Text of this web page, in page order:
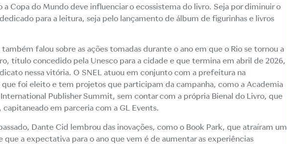
a Copa do Mundo deve influenciar o ecossistema do livro. Seja por diminuir o
para a leitura, seja pelo lançamento de álbum de figurinhas e livros
falou sobre as ações tomadas durante o ano em que o Rio se tornou a
título concedido pela Unesco para a cidade e que termina em abril de 2026,
nessa vitória. O SNEL atuou em conjunto com a prefeitura na
foi eleito e tem projetos que participam da campanha, como a Academia
Publisher Summit, sem contar com a própria Bienal do Livro, que
em parceria com a GL Events.
Dante Cid lembrou das inovações, como o Book Park, que atraíram um
que a expectativa para o ano que vem é de aumentar as experiências